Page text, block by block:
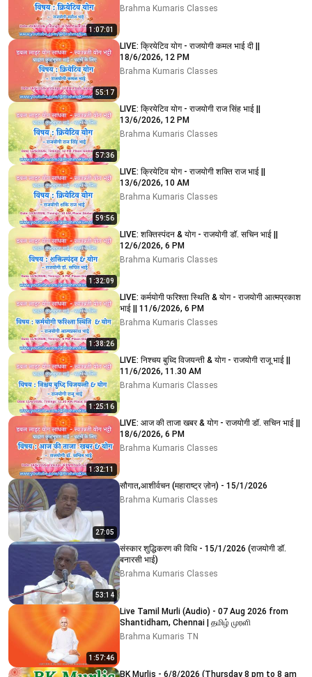
1:07:01
Brahma Kumaris Classes
55:17
LIVE: क्रियेटिव योग - राजयोगी कमल भाई दी ||
18/6/2026, 12 PM
Brahma Kumaris Classes
57:36
LIVE: क्रियेटिव योग - राजयोगी राज सिंह भाई ||
13/6/2026, 12 PM
Brahma Kumaris Classes
59:56
LIVE: क्रियेटिव योग - राजयोगी शक्ति राज भाई ||
13/6/2026, 10 AM
Brahma Kumaris Classes
1:32:09
LIVE: शक्तिस्पंदन & योग - राजयोगी डॉ. सचिन भाई ||
12/6/2026, 6 PM
Brahma Kumaris Classes
1:38:26
LIVE: कर्मयोगी फरिश्ता स्थिति & योग - राजयोगी आत्मप्रकाश
भाई || 11/6/2026, 6 PM
Brahma Kumaris Classes
1:25:16
LIVE: निश्चय बुध्दि विजयन्ती & योग - राजयोगी राजू भाई ||
11/6/2026, 11.30 AM
Brahma Kumaris Classes
1:32:11
LIVE: आज की ताजा खबर & योग - राजयोगी डॉ. सचिन भाई ||
18/6/2026, 6 PM
Brahma Kumaris Classes
27:05
सौगात,आशीर्वचन (महाराष्ट्र ज़ोन) - 15/1/2026
Brahma Kumaris Classes
53:14
संस्कार शुद्धिकरण की विधि - 15/1/2026 (राजयोगी डॉ.
बनारसी भाई)
Brahma Kumaris Classes
1:57:46
Live Tamil Murli (Audio) - 07 Aug 2026 from
Shantidham, Chennai | தமிழ் முரளி
Brahma Kumaris TN
BK Murlis - 6/8/2026 (Thursday 8 pm to 8 am